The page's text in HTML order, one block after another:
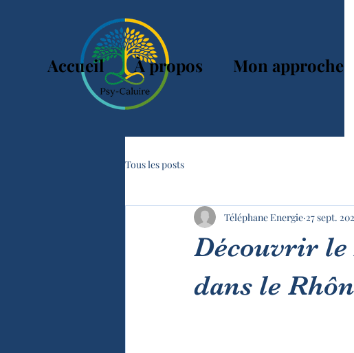
Accueil À propos Mon approche
Tous les posts
Découvrir le
dans le
Téléphane Energie 27 sept.